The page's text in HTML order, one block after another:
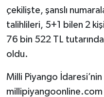
çekilişte, şanslı
talihlileri, 5+1 bilen 2
76 bin 522 TL
oldu.
Milli Piyango
Teknoloji
Türkiye
Video Haber
Yaşam